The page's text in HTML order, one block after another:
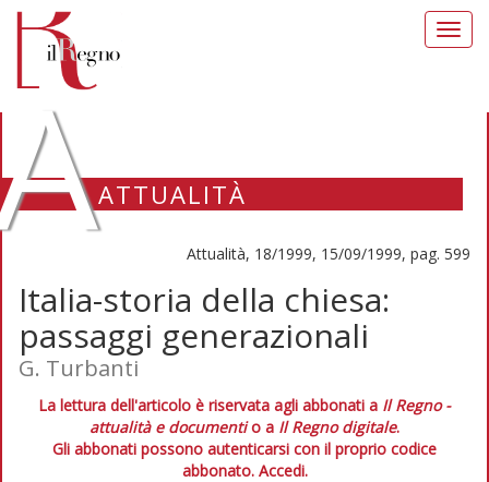
ATTUALITÀ
Attualità, 18/1999, 15/09/1999, pag. 599
Italia-storia della chiesa:
passaggi generazionali
G. Turbanti
La lettura dell'articolo è riservata agli abbonati a Il Regno -
attualità e documentio a Il Regno digitale.
Gli abbonati possono autenticarsi con il proprio codice
abbonato. Accedi.